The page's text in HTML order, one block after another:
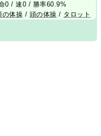
0 / 速0 / 勝率60.9%
の体操 / 頭の体操 / タロット